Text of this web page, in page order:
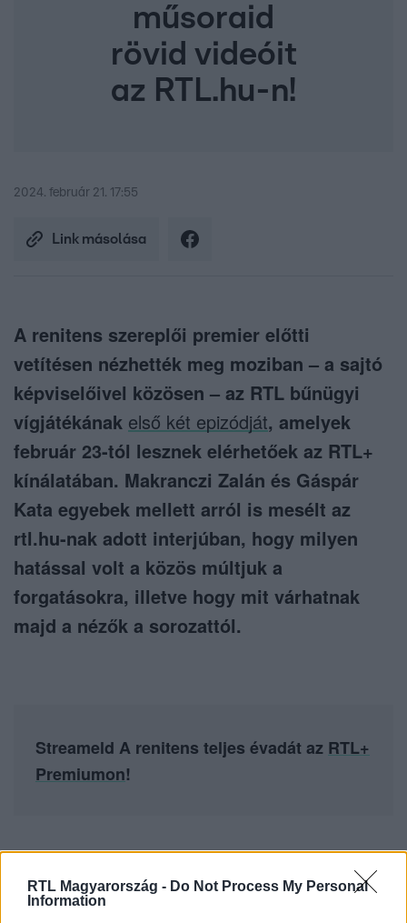
RTL Magyarország - Do Not Process My Personal
Information
műsoraid
rövid videóit
az RTL.hu-n!
2024. február 21. 17:55
Link másolása
A renitens szereplői premier előtti
vetítésen nézhették meg moziban – a sajtó
képviselőivel közösen – az RTL bűnügyi
vígjátékának első két epizódját, amelyek
február 23-tól lesznek elérhetőek az RTL+
kínálatában. Makranczi Zalán és Gáspár
Kata egyebek mellett arról is mesélt az
rtl.hu-nak adott interjúban, hogy milyen
hatással volt a közös múltjuk a
forgatásokra, illetve hogy mit várhatnak
majd a nézők a sorozattól.
Streameld A renitens teljes évadát az RTL+
Premiumon!
legyen a Google-találatokban!